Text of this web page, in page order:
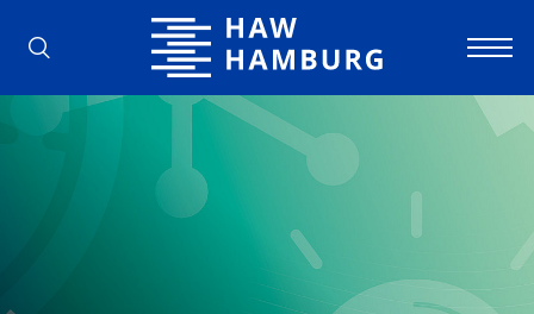
Hochschule für Angewandte